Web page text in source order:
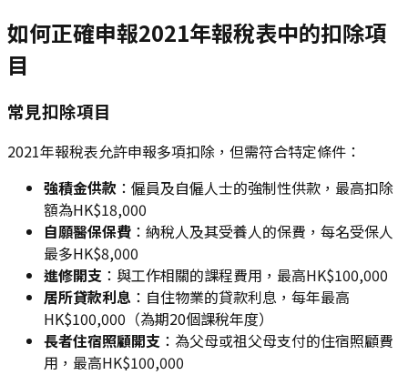
如何正確申報2021年報稅表中的扣除項
目
常見扣除項目
2021年報稅表允許申報多項扣除，但需符合特定條件：
強積金供款 ：僱員及自僱人士的強制性供款，最高扣除
額為HK$18,000
自願醫保保費 ：納稅人及其受養人的保費，每名受保人
最多HK$8,000
進修開支 ：與工作相關的課程費用，最高HK$100,000
居所貸款利息 ：自住物業的貸款利息，每年最高
HK$100,000（為期20個課稅年度）
長者住宿照顧開支 ：為父母或祖父母支付的住宿照顧費
用，最高HK$100,000